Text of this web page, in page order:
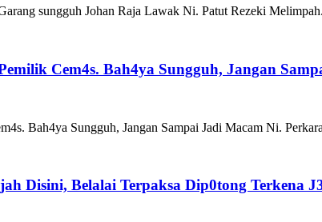
sungguh Johan Raja Lawak Ni. Patut Rezeki
Cem4s. Bah4ya Sungguh, Jangan
Bah4ya Sungguh, Jangan Sampai Jadi Macam Ni.
Disini, Belalai Terpaksa Dip0tong Terkena